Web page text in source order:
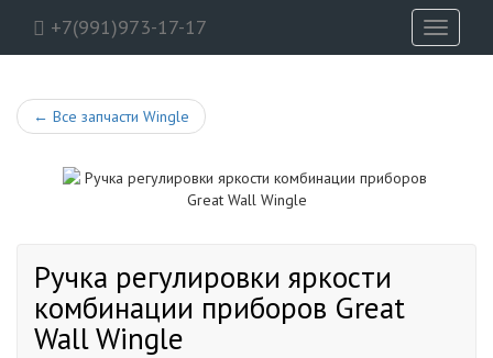
+7(991)973-17-17
Toggle
← Все запчасти Wingle
Ручка регулировки яркости
комбинации приборов Great
Wall Wingle